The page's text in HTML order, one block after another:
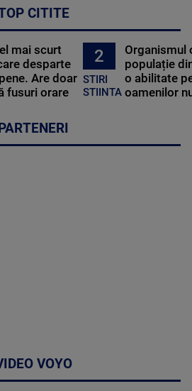
CITITE
mai scurt
desparte
Are doar
fusuri orare
2
STIRI
STIINTA
Organismul
populație
o abilitate
oamenilor
PARTENERI
VOYO